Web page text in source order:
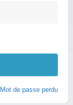
Mot de passe perdu